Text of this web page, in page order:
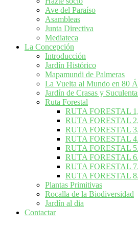
Ave del Paraíso
Asambleas
Junta Directiva
Mediateca
La Concepción
Introducción
Jardín Histórico
Mapamundi de Palmeras
La Vuelta al Mundo en 80
Jardín de Crasas y
Ruta Forestal
RUTA FORESTAL
RUTA FORESTAL
RUTA FORESTAL
RUTA FORESTAL
RUTA FORESTAL
RUTA FORESTAL
RUTA FORESTAL
RUTA FORESTAL
Plantas Primitivas
Rocalla de la Biodiversidad
Jardín al dia
Contactar